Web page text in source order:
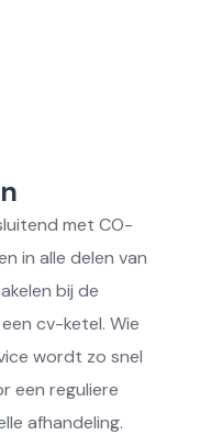
met CO-
in alle delen van
bij de
cv-ketel. Wie
wordt zo snel
een reguliere
afhandeling.